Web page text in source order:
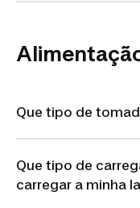
Que tipo de
Que tipo de
carregar a minha